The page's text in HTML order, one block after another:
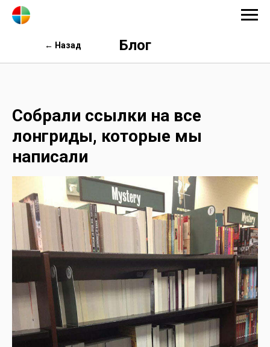
Блог
← Назад
Собрали ссылки на все
лонгриды, которые мы
написали